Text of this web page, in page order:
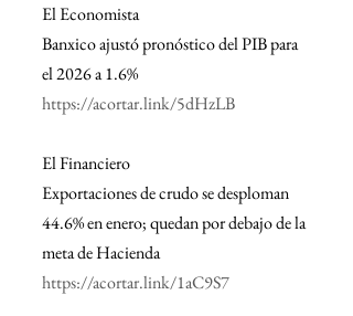
El Economista
Banxico ajustó pronóstico del PIB para
el 2026 a 1.6%
https://acortar.link/5dHzLB
El Financiero
Exportaciones de crudo se desploman
44.6% en enero; quedan por debajo de la
meta de Hacienda
https://acortar.link/1aC9S7